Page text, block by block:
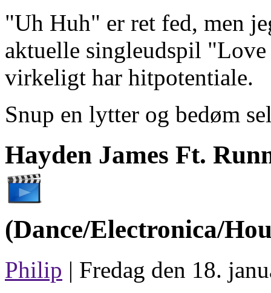
"Uh Huh" er ret fed, men
aktuelle singleudspil
virkeligt har hitpotentiale.
Snup en lytter og bedøm
Hayden James Ft.
(Dance/Electronica/
Philip | Fredag den 18.